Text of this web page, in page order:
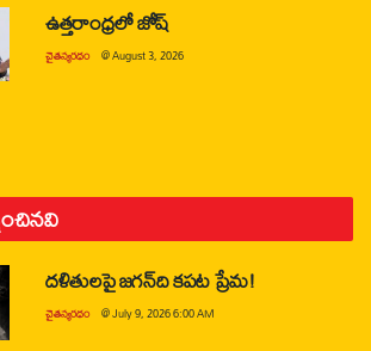
ఉత్తరాంధ్రలో జోష్
చైతన్యరధం @August 3, 2026
దళితులపై జగన్‌ది కపట ప్రేమ!
చైతన్యరధం @July 9, 2026 6:00 AM